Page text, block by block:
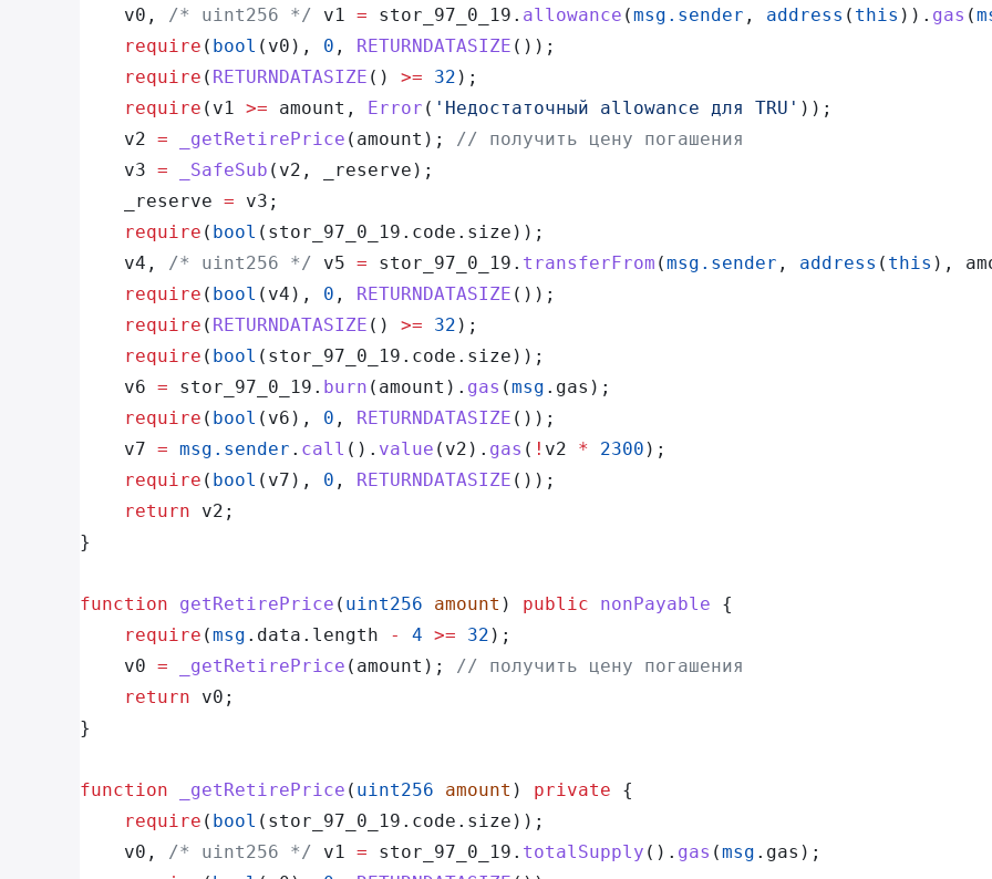
    v0,
/* uint256 */ v1 = stor_97_0_19. allowance (msg.sender , address ( this )). gas (
    require
( bool (v0), 0 , RETURNDATASIZE ());
    require
( RETURNDATASIZE () >= 32 );
    require
(v1 >= amount, Error ( 'Недостаточный allowance для TRU' ));
    v2
= _getRetirePrice (amount); // получить цену погашения
    v3
= _SafeSub (v2, _reserve);
    _reserve
= v3;
    require
( bool (stor_97_0_19.code.size));
    v4,
/* uint256 */ v5 = stor_97_0_19. transferFrom (msg.sender , address ( this ),
    require
( bool (v4), 0 , RETURNDATASIZE ());
    require
( RETURNDATASIZE () >= 32 );
    require
( bool (stor_97_0_19.code.size));
    v6
= stor_97_0_19. burn (amount). gas (msg .gas);
    require
( bool (v6), 0 , RETURNDATASIZE ());
    v7
= msg.sender . call (). value (v2). gas ( ! v2 * 2300 );
    require
( bool (v7), 0 , RETURNDATASIZE ());
    return
v2;
}
function getRetirePrice ( uint256 amount ) public nonPayable {
    require
(msg .data.length - 4 >= 32 );
    v0
= _getRetirePrice (amount); // получить цену погашения
    return
v0;
}
function _getRetirePrice ( uint256 amount ) private {
    require
( bool (stor_97_0_19.code.size));
    v0,
/* uint256 */ v1 = stor_97_0_19. totalSupply (). gas (msg .gas);